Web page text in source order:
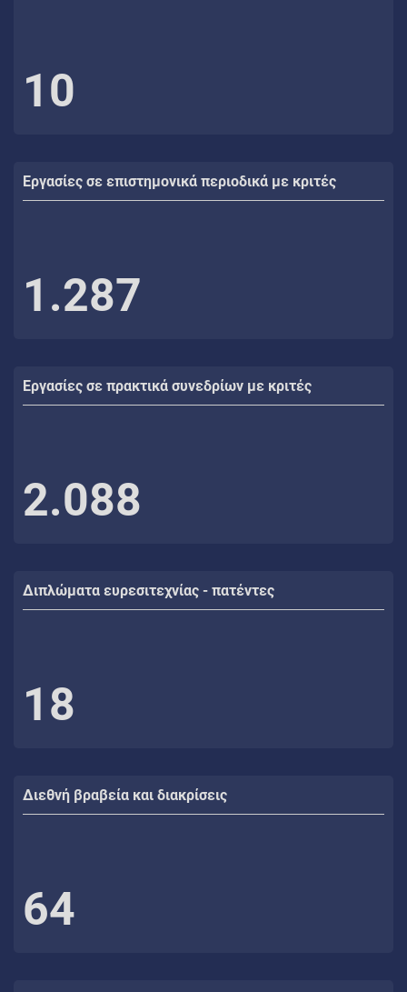
10
Εργασίες σε επιστημονικά περιοδικά με κριτές
1.287
Εργασίες σε πρακτικά συνεδρίων με κριτές
2.088
Διπλώματα ευρεσιτεχνίας - πατέντες
18
Διεθνή βραβεία και διακρίσεις
64